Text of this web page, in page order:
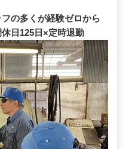
の多くが経験ゼロから
日125日×定時退勤